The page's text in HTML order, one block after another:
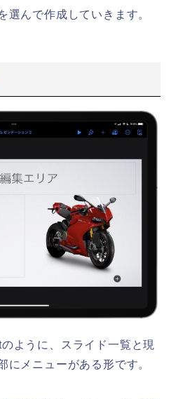
選んで作成していきます。
ように、スライド一覧と現
にメニューがある形です。